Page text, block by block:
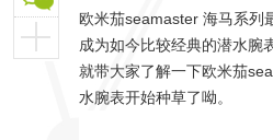
欧米茄seamaster 海马系列
成为如今比较经典的潜水腕
就带大家了解一下欧米茄
水腕表开始种草了呦。